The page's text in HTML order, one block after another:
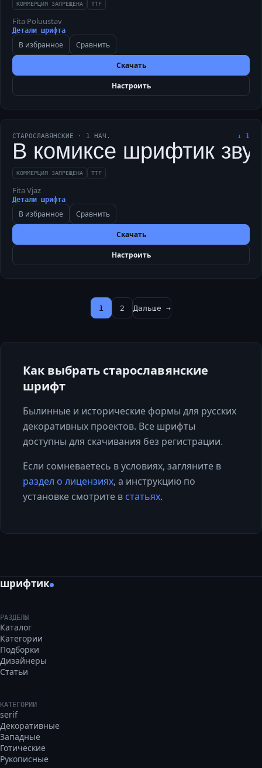
КОММЕРЦИЯ ЗАПРЕЩЕНА TTF
Fita Poluustav
Детали шрифта
В избранное Сравнить
Скачать
Настроить
СТАРОСЛАВЯНСКИЕ · 1 НАЧ. ↓ 1
В комиксе шрифтик
КОММЕРЦИЯ ЗАПРЕЩЕНА TTF
Fita Vjaz
Детали шрифта
В избранное Сравнить
Скачать
Настроить
1 2 Дальше →
Как выбрать старославянские
шрифт
Былинные и исторические формы для русских
декоративных проектов. Все шрифты
доступны для скачивания без регистрации.
Если сомневаетесь в условиях, загляните в
раздел о лицензиях, а инструкцию по
установке смотрите в статьях.
шрифтик
РАЗДЕЛЫ
Каталог
Категории
Подборки
Дизайнеры
Статьи
КАТЕГОРИИ
serif
Декоративные
Западные
Готические
Рукописные